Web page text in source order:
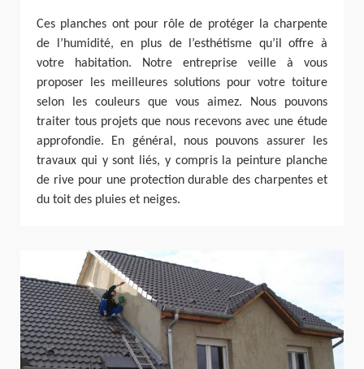
Ces planches ont pour rôle de protéger la charpente
de l’humidité, en plus de l’esthétisme qu’il offre à
votre habitation. Notre entreprise veille à vous
proposer les meilleures solutions pour votre toiture
selon les couleurs que vous aimez. Nous pouvons
traiter tous projets que nous recevons avec une étude
approfondie. En général, nous pouvons assurer les
travaux qui y sont liés, y compris la peinture planche
de rive pour une protection durable des charpentes et
du toit des pluies et neiges.